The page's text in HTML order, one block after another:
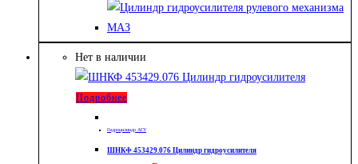
Нет в наличии
Подробнее
Гидроцилиндр АГУ
ШНКФ 453429.076 Цилиндр гидроусилителя